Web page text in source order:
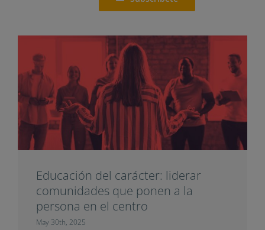
Educación del carácter: liderar
comunidades que ponen a la
persona en el centro
May 30th, 2025